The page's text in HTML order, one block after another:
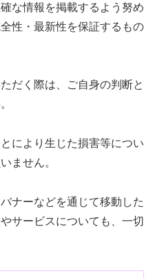
な情報を掲載するよう努め
性・最新性を保証するもの
だく際は、ご自身の判断と
により生じた損害等につい
ません。
ナーなどを通じて移動した
サービスについても、一切